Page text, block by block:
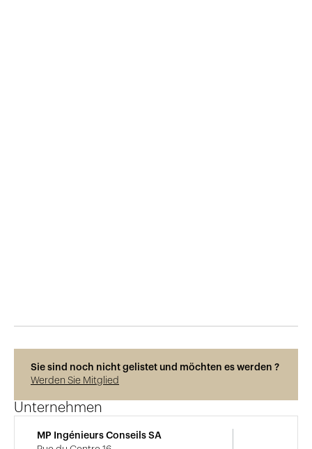
Sie sind noch nicht gelistet und möchten es werden ?
Werden Sie Mitglied
Unternehmen
MP Ingénieurs Conseils SA